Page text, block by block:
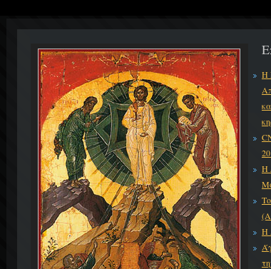
Η
Η
Η